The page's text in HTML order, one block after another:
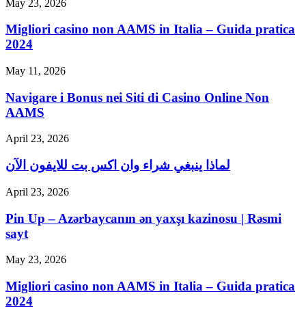
May 23, 2026
Migliori casino non AAMS in Italia – Guida pratica
2024
May 11, 2026
Navigare i Bonus nei Siti di Casino Online Non
AAMS
April 23, 2026
لماذا ينبغي شراء وان اكس بت للايفون الآن
April 23, 2026
Pin Up – Azərbaycanın ən yaxşı kazinosu | Rəsmi
sayt
May 23, 2026
Migliori casino non AAMS in Italia – Guida pratica
2024